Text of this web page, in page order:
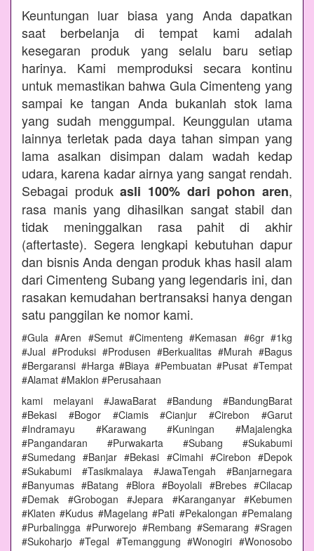
Keuntungan luar biasa yang Anda dapatkan
saat berbelanja di tempat kami adalah
kesegaran produk yang selalu baru setiap
harinya. Kami memproduksi secara kontinu
untuk memastikan bahwa Gula Cimenteng yang
sampai ke tangan Anda bukanlah stok lama
yang sudah menggumpal. Keunggulan utama
lainnya terletak pada daya tahan simpan yang
lama asalkan disimpan dalam wadah kedap
udara, karena kadar airnya yang sangat rendah.
Sebagai produkasli 100% dari pohon aren,
rasa manis yang dihasilkan sangat stabil dan
tidak meninggalkan rasa pahit di akhir
(aftertaste). Segera lengkapi kebutuhan dapur
dan bisnis Anda dengan produk khas hasil alam
dari Cimenteng Subang yang legendaris ini, dan
rasakan kemudahan bertransaksi hanya dengan
satu panggilan ke nomor kami.
#Gula #Aren #Semut #Cimenteng #Kemasan #6gr #1kg
#Jual #Produksi #Produsen #Berkualitas #Murah #Bagus
#Bergaransi #Harga #Biaya #Pembuatan #Pusat #Tempat
#Alamat #Maklon #Perusahaan
kami melayani #JawaBarat #Bandung #BandungBarat
#Bekasi #Bogor #Ciamis #Cianjur #Cirebon #Garut
#Indramayu #Karawang #Kuningan #Majalengka
#Pangandaran #Purwakarta #Subang #Sukabumi
#Sumedang #Banjar #Bekasi #Cimahi #Cirebon #Depok
#Sukabumi #Tasikmalaya #JawaTengah #Banjarnegara
#Banyumas #Batang #Blora #Boyolali #Brebes #Cilacap
#Demak #Grobogan #Jepara #Karanganyar #Kebumen
#Klaten #Kudus #Magelang #Pati #Pekalongan #Pemalang
#Purbalingga #Purworejo #Rembang #Semarang #Sragen
#Sukoharjo #Tegal #Temanggung #Wonogiri #Wonosobo